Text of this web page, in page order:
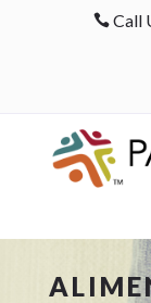
 Call